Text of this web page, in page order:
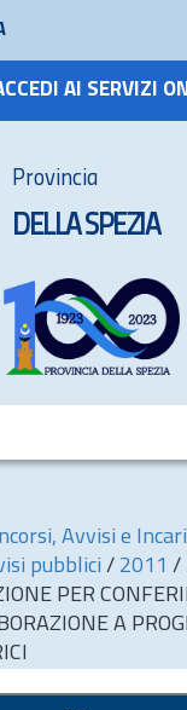
AI SERVIZI
Provincia
DELLA SPEZIA
Avvisi e
pubblici / 2011 /
PER
A